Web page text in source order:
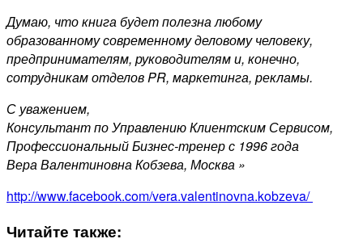
Думаю, что книга будет полезна любому
образованному современному деловому человеку,
предпринимателям, руководителям и, конечно,
сотрудникам отделов PR, маркетинга, рекламы.
С уважением,
Консультант по Управлению Клиентским Сервисом,
Профессиональный Бизнес-тренер с 1996 года
Вера Валентиновна Кобзева, Москва »
http://www.facebook.com/vera.valentinovna.kobzeva/
Читайте также: